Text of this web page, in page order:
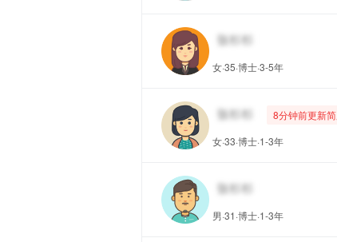
女·35·博士·3-5年
8分钟前更新
女·33·博士·1-3年
男·31·博士·1-3年